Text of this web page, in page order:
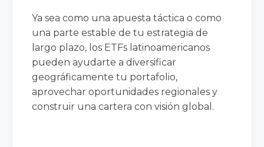
Ya sea como una apuesta táctica o como
una parte estable de tu estrategia de
largo plazo, los ETFs latinoamericanos
pueden ayudarte a diversificar
geográficamente tu portafolio,
aprovechar oportunidades regionales y
construir una cartera con visión global.